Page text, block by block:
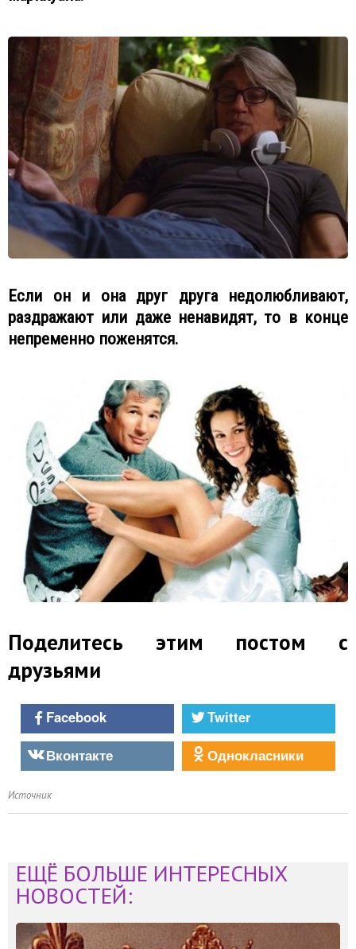
Если он и она друг друга недолюбливают,
раздражают или даже ненавидят, то в конце
непременно поженятся.
Поделитесь этим постом с
друзьями
Facebook
Twitter
Вконтакте
Однокласники
Источник
ЕЩЁ БОЛЬШЕ ИНТЕРЕСНЫХ
НОВОСТЕЙ: